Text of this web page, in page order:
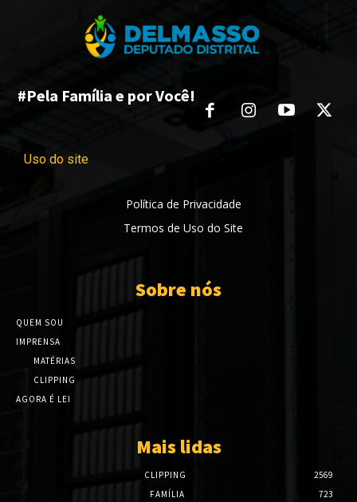
#Pela Família e por Você!
Uso do site
Política de Privacidade
Termos de Uso do Site
Sobre nós
QUEM SOU
IMPRENSA
MATÉRIAS
CLIPPING
AGORA É LEI
Mais lidas
CLIPPING
2569
FAMÍLIA
723